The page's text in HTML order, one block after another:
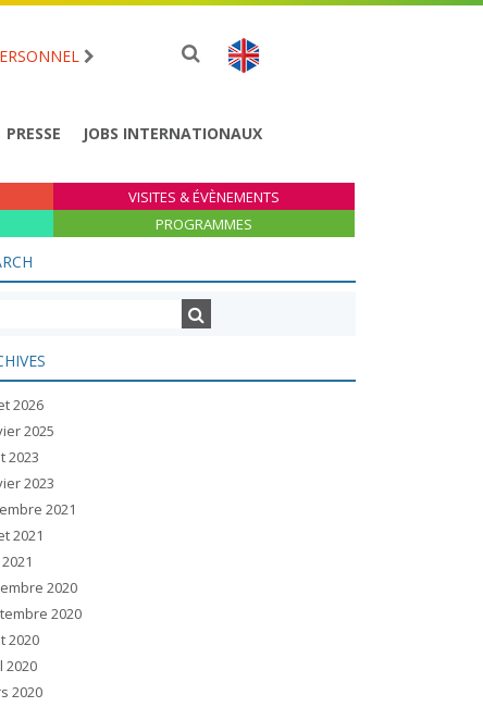
PRESSE
JOBS INTERNATIONAUX
VISITES & ÉVÈNEMENTS
PROGRAMMES
2026
2025
2023
2023
2021
2021
2020
2020
2020
2020
2020